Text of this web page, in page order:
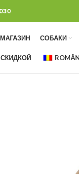
МАГАЗИН СОБАКИ